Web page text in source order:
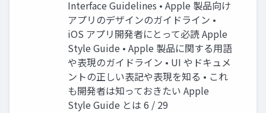
Interface Guidelines • Apple 製品向け
アプリのデザインのガイドライン •
iOS アプリ開発者にとって必読 Apple
Style Guide • Apple 製品に関する用語
や表現のガイドライン • UI やドキュメ
ントの正しい表記や表現を知る • これ
も開発者は知っておきたい Apple
Style Guide とは 6 / 29